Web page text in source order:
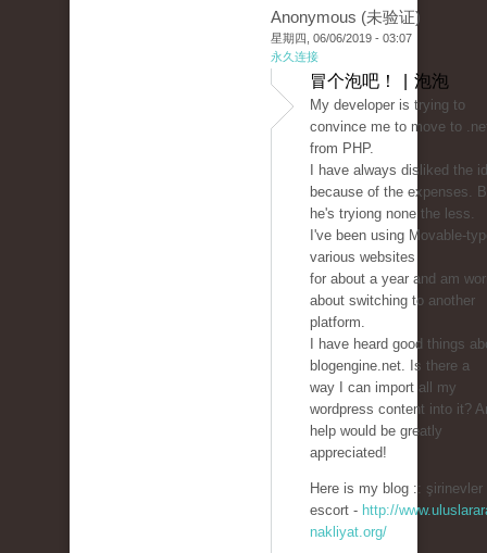
Anonymous (未验证)
星期四, 06/06/2019 - 03:07
永久连接
冒个泡吧！ | 泡泡
My developer is trying to
convince me to move to
from PHP.
I have always disliked the
because of the expenses.
he's tryiong none the less.
I've been using Movable-
various websites
for about a year and am
about switching to another
platform.
I have heard good things
blogengine.net. Is there a
way I can import all my
wordpress content into it?
help would be greatly
appreciated!
Here is my blog :: şirinevler
escort - http://
nakliyat.org/